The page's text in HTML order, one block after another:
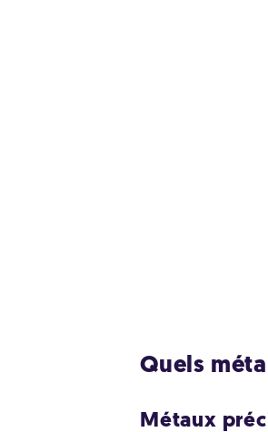
Quels
Métaux